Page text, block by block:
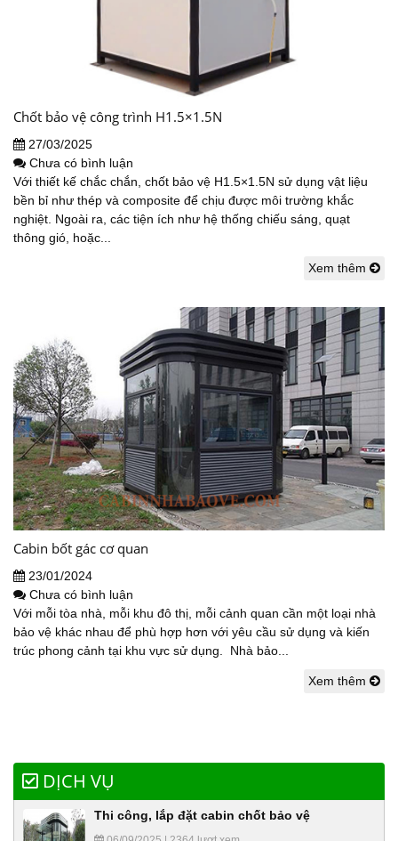
Chốt bảo vệ công trình H1.5×1.5N
27/03/2025
Chưa có bình luận
Với thiết kế chắc chắn, chốt bảo vệ H1.5×1.5N sử dụng vật liệu
bền bỉ như thép và composite để chịu được môi trường khắc
nghiệt. Ngoài ra, các tiện ích như hệ thống chiếu sáng, quạt
thông gió, hoặc...
Xem thêm
Cabin bốt gác cơ quan
23/01/2024
Chưa có bình luận
Với mỗi tòa nhà, mỗi khu đô thị, mỗi cảnh quan cần một loại nhà
bảo vệ khác nhau để phù hợp hơn với yêu cầu sử dụng và kiến
trúc phong cảnh tại khu vực sử dụng. Nhà bảo...
Xem thêm
DỊCH VỤ
Thi công, lắp đặt cabin chốt bảo vệ